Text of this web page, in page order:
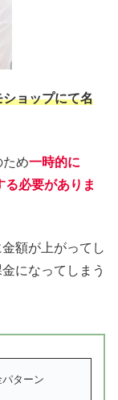
ショップにて名
め一時的に
必要がありま
額が上がってし
になってしまう
パターン